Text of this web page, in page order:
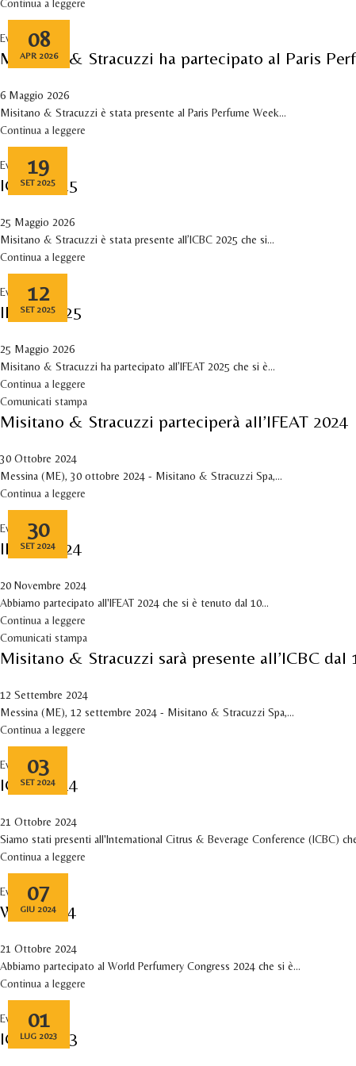
Continua a leggere
08
APR 2026
Eventi
Misitano & Stracuzzi ha partecipato al Paris
6 Maggio 2026
Misitano & Stracuzzi è stata presente al Paris Perfume Week...
Continua a leggere
19
SET 2025
Eventi
ICBC 2025
25 Maggio 2026
Misitano & Stracuzzi è stata presente all’ICBC 2025 che si...
Continua a leggere
12
SET 2025
Eventi
IFEAT 2025
25 Maggio 2026
Misitano & Stracuzzi ha partecipato all’IFEAT 2025 che si è...
Continua a leggere
Comunicati stampa
Misitano & Stracuzzi parteciperà all’IFEAT 2024
30 Ottobre 2024
Messina (ME), 30 ottobre 2024 - Misitano & Stracuzzi Spa,...
Continua a leggere
30
SET 2024
Eventi
IFEAT 2024
20 Novembre 2024
Abbiamo partecipato all'IFEAT 2024 che si è tenuto dal 10...
Continua a leggere
Comunicati stampa
Misitano & Stracuzzi sarà presente all’ICBC dal
12 Settembre 2024
Messina (ME), 12 settembre 2024 - Misitano & Stracuzzi Spa,...
Continua a leggere
03
SET 2024
Eventi
ICBC 2024
21 Ottobre 2024
Siamo stati presenti all'International Citrus & Beverage Conference (ICBC)
Continua a leggere
07
GIU 2024
Eventi
WPC 2024
21 Ottobre 2024
Abbiamo partecipato al World Perfumery Congress 2024 che si è...
Continua a leggere
01
LUG 2023
Eventi
ICBC 2023